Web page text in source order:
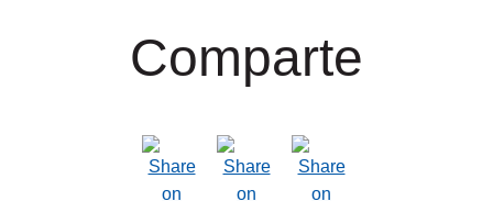
Comparte